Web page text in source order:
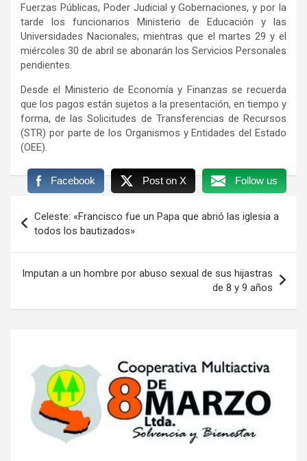
Fuerzas Públicas, Poder Judicial y Gobernaciones, y por la
tarde los funcionarios Ministerio de Educación y las
Universidades Nacionales; mientras que el martes 29 y el
miércoles 30 de abril se abonarán los Servicios Personales
pendientes.
Desde el Ministerio de Economía y Finanzas se recuerda
que los pagos están sujetos a la presentación, en tiempo y
forma, de las Solicitudes de Transferencias de Recursos
(STR) por parte de los Organismos y Entidades del Estado
(OEE).
Facebook Post on X Follow us
de
entradas
Celeste: «Francisco fue un Papa que abrió las iglesia a
todos los bautizados»
Imputan a un hombre por abuso sexual de sus hijastras
de 8 y 9 años